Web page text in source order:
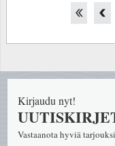
268 269
Kirjaudu nyt!
Vastaanota hyviä